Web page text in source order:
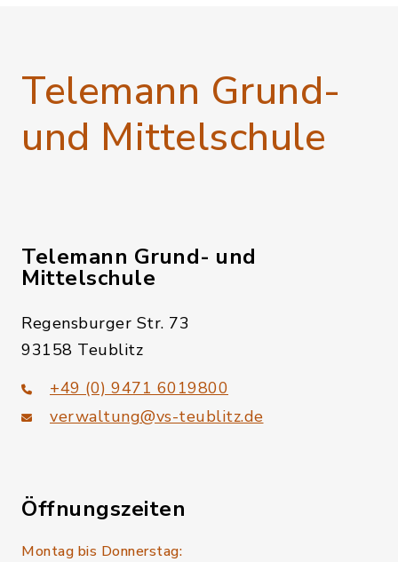
Telemann Grund-
und Mittelschule
Telemann Grund- und
Mittelschule
Regensburger Str. 73
93158 Teublitz
+49 (0) 9471 6019800
verwaltung@vs-teublitz.de
Öffnungszeiten
Montag bis Donnerstag: